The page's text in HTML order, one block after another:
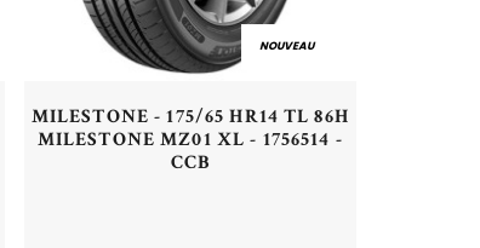
NOUVEAU
MILESTONE - 175/65 HR14 TL 86H
MILESTONE MZ01 XL - 1756514 -
CCB